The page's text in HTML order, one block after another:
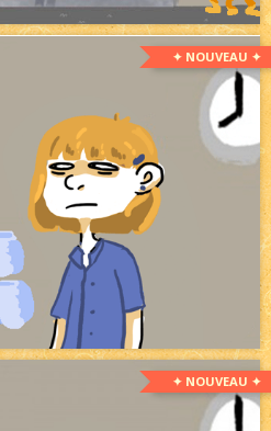
✦ NOUVEAU ✦
✦ NOUVEAU ✦